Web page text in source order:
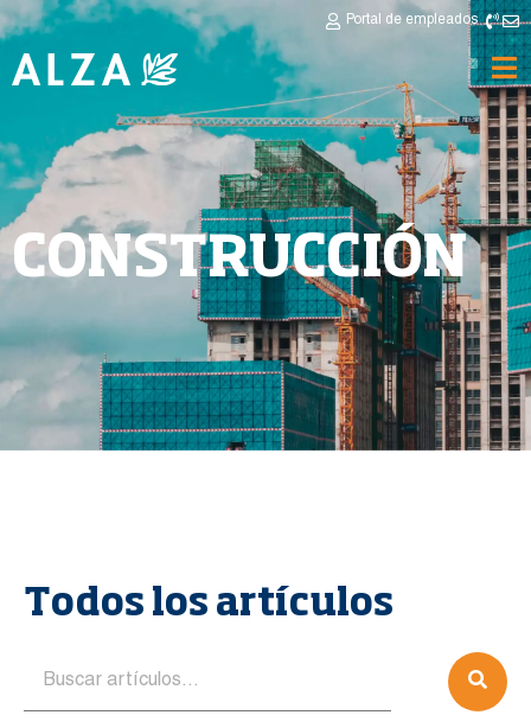
Portal de empleados
CONSTRUCCIÓN
Todos los artículos